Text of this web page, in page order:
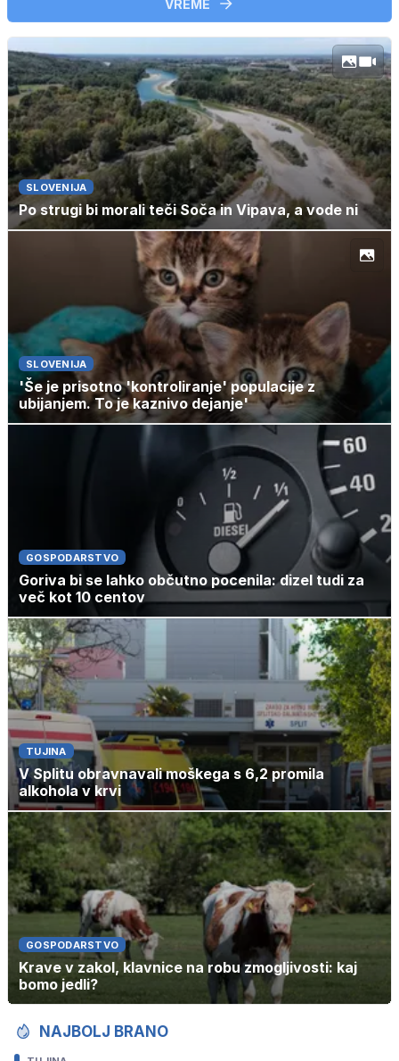
VREME
SLOVENIJA
Po strugi bi morali teči Soča in Vipava, a vode ni
SLOVENIJA
'Še je prisotno 'kontroliranje' populacije z
ubijanjem. To je kaznivo dejanje'
GOSPODARSTVO
Goriva bi se lahko občutno pocenila: dizel tudi za
več kot 10 centov
TUJINA
V Splitu obravnavali moškega s 6,2 promila
alkohola v krvi
GOSPODARSTVO
Krave v zakol, klavnice na robu zmogljivosti: kaj
bomo jedli?
NAJBOLJ BRANO